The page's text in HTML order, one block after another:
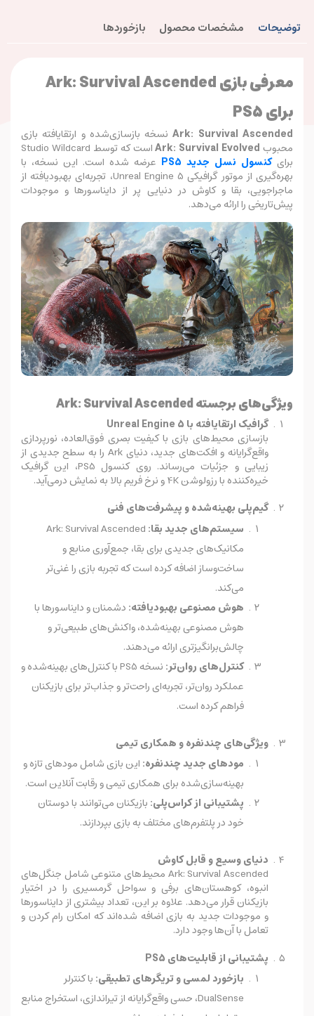
توضیحات مشخصات محصول بازخوردها
معرفی بازی Ark: Survival Ascended
برای PS5
Ark: Survival Ascendedنسخه بازسازی‌شده و ارتقایافته بازی
محبوب Ark: Survival Evolved
است که توسط Studio Wildcard
برایکنسول نسل جدید PS5
عرضه شده است. این نسخه، با
بهره‌گیری از موتور گرافیکی Unreal Engine 5، تجربه‌ای بهبودیافته از
ماجراجویی، بقا و کاوش در دنیایی پر از دایناسورها و موجودات
پیش‌تاریخی را ارائه می‌دهد.
ویژگی‌های برجسته Ark: Survival Ascended
گرافیک ارتقایافته با Unreal Engine 5
بازسازی محیط‌های بازی با کیفیت بصری فوق‌العاده، نورپردازی
واقع‌گرایانه و افکت‌های جدید، دنیای Ark را به سطح جدیدی از
زیبایی و جزئیات می‌رساند. روی کنسول PS5، این گرافیک
خیره‌کننده با رزولوشن 4K و نرخ فریم بالا به نمایش درمی‌آید.
گیم‌پلی بهینه‌شده و پیشرفت‌های فنی
سیستم‌های جدید بقا: Ark: Survival Ascended
مکانیک‌های جدیدی برای بقا، جمع‌آوری منابع و
ساخت‌وساز اضافه کرده است که تجربه بازی را غنی‌تر
می‌کند.
هوش مصنوعی بهبود‌یافته: دشمنان و دایناسورها با
هوش مصنوعی بهینه‌شده، واکنش‌های طبیعی‌تر و
چالش‌برانگیزتری ارائه می‌دهند.
کنترل‌های روان‌تر:
نسخه PS5 با کنترل‌های بهینه‌شده و
عملکرد روان‌تر، تجربه‌ای راحت‌تر و جذاب‌تر برای بازیکنان
فراهم کرده است.
ویژگی‌های چندنفره و همکاری تیمی
مودهای جدید چندنفره: این بازی شامل مودهای تازه و
بهینه‌سازی‌شده برای همکاری تیمی و رقابت آنلاین است.
پشتیبانی از کراس‌پلی: بازیکنان می‌توانند با دوستان
خود در پلتفرم‌های مختلف به بازی بپردازند.
دنیای وسیع و قابل کاوش
Ark: Survival Ascended محیط‌های متنوعی شامل جنگل‌های
انبوه، کوهستان‌های برفی و سواحل گرمسیری را در اختیار
بازیکنان قرار می‌دهد. علاوه بر این، تعداد بیشتری از دایناسورها
و موجودات جدید به بازی اضافه شده‌اند که امکان رام کردن و
تعامل با آن‌ها وجود دارد.
پشتیبانی از قابلیت‌های PS5
بازخورد لمسی و تریگرهای تطبیقی: با کنترلر
DualSense، حسی واقع‌گرایانه از تیراندازی، استخراج منابع